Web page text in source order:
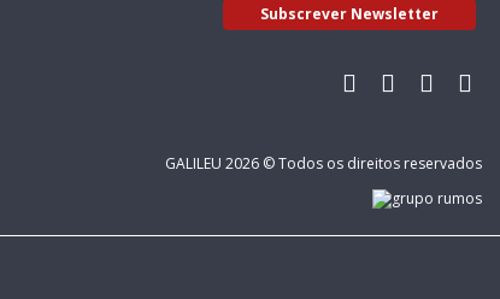
Subscrever Newsletter
GALILEU 2026 © Todos os direitos reservados